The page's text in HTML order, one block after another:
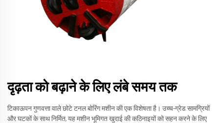
दृढ़ता को बढ़ाने के लिए लंबे समय तक
टिकाऊपन गुणवत्ता वाले छोटे टनल बोरिंग मशीन की एक विशेषता है। उच्च-ग्रेड सामग्रियों
और घटकों के साथ निर्मित, यह मशीन भूमिगत खुदाई की कठिनाइयों को सहन करने के लिए